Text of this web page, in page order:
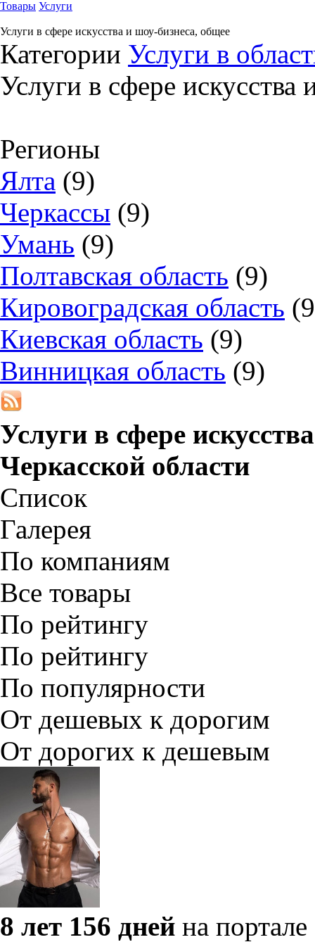
Товары Услуги
Услуги в сфере искусства и шоу-бизнеса, общее
Категории Услуги в
Услуги в сфере
Регионы
Ялта (9)
Черкассы (9)
Умань (9)
Полтавская область (9)
Кировоградская область
Киевская область (9)
Винницкая область (9)
Услуги в сфере
Черкасской области
Список
Галерея
По компаниям
Все товары
По рейтингу
По рейтингу
По популярности
От дешевых к дорогим
От дорогих к дешевым
8 лет 156 дней на портале